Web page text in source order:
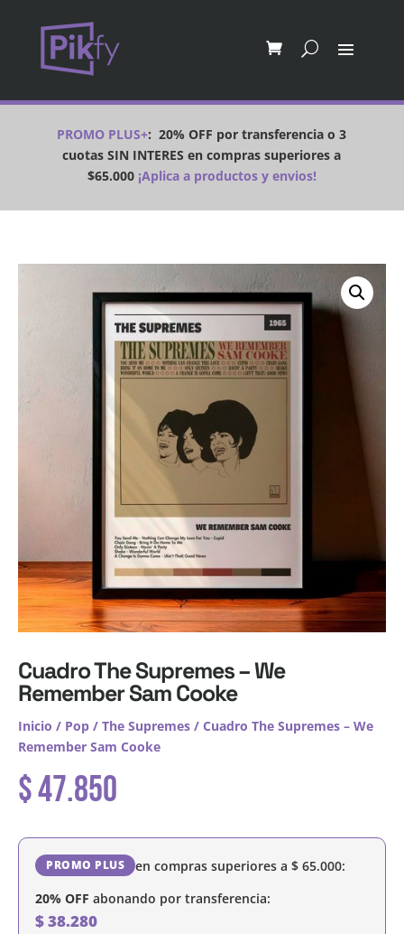
PROMO PLUS+:20% OFF por transferencia o 3
cuotas SIN INTERES en compras superiores a
$65.000¡Aplica a productos y envios!
Cuadro The Supremes – We
Remember Sam Cooke
Inicio / Pop / The Supremes / Cuadro The Supremes – We
Remember Sam Cooke
$47.850
PROMO PLUS en compras superiores a $ 65.000:
20% OFF abonando por transferencia:
$38.280